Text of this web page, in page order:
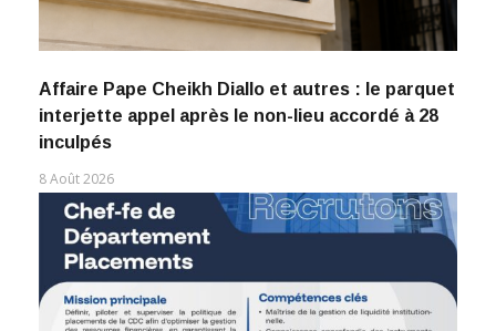
Affaire Pape Cheikh Diallo et autres : le parquet
interjette appel après le non-lieu accordé à 28
inculpés
8 Août 2026